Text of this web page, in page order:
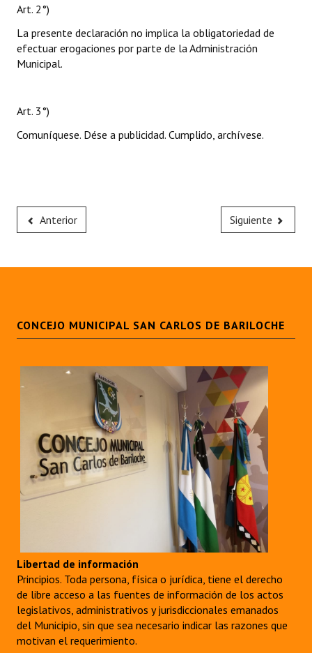
Art. 2°)
La presente declaración no implica la obligatoriedad de
efectuar erogaciones por parte de la Administración
Municipal.
Art. 3°)
Comuníquese. Dése a publicidad. Cumplido, archívese.
Anterior Siguiente
CONCEJO MUNICIPAL SAN CARLOS DE BARILOCHE
Libertad de información
Principios. Toda persona, física o jurídica, tiene el derecho
de libre acceso a las fuentes de información de los actos
legislativos, administrativos y jurisdiccionales emanados
del Municipio, sin que sea necesario indicar las razones que
motivan el requerimiento.